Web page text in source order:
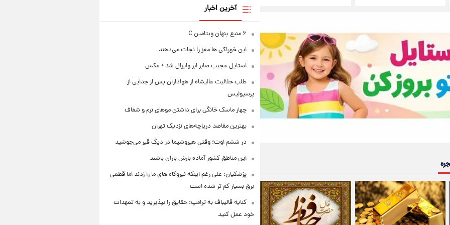
آخرین اخبار
۶ منبع پنهان ویتامین C
این خوراکی ها مغز را نجات می‌دهند
استایل عجیب صابر ابر وایرال شد + عکس
طلب حلالیت عالیشاه از هواداران پس از جدایی از
پرسپولیس
چهار ماسک خانگی برای داشتن موهای نرم و شفاف
بهترین مقاصد دریاچه‌های نزدیک تهران
در ششم اوت؛ وقتی هیروشیما در دیگ قیر می‌جوشید
این مناطق کشور آماده بارش باران باشند
پزشکیان: علی رغم اینکه نیروگاه های ما را زدند اما قطعی
برق بسیار کم تر شده است
کنایه قالیباف به ترامپ: حقایق را بپذیرید و به تعهدات
خود عمل کنید